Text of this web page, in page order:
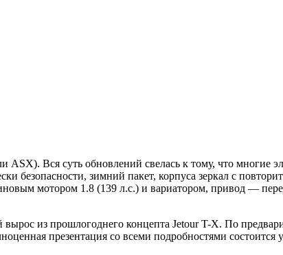
ASX). Вся суть обновлений свелась к тому, что многие
безопасности, зимний пакет, корпуса зеркал с
мотором 1.8 (139 л.с.) и вариатором, привод —
вырос из прошлогоднего концепта Jetour T-X. По
презентация со всеми подробностями состоится